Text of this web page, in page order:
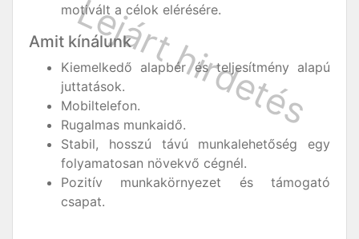
motivált a célok elérésére.
Amit kínálunk
Kiemelkedő alapbér és teljesítmény alapú
juttatások.
Mobiltelefon.
Rugalmas munkaidő.
Stabil, hosszú távú munkalehetőség egy
folyamatosan növekvő cégnél.
Pozitív munkakörnyezet és támogató
csapat.